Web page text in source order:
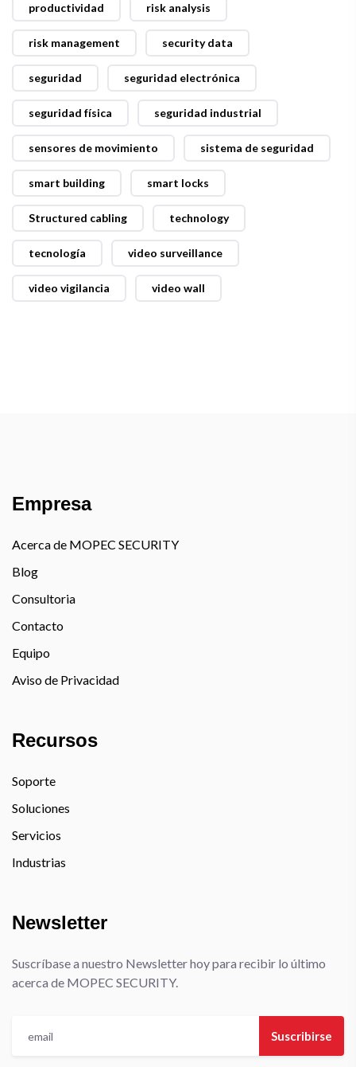
productividad risk analysis
risk management security data
seguridad seguridad electrónica
seguridad física seguridad industrial
sensores de movimiento sistema de seguridad
smart building smart locks
Structured cabling technology
tecnología video surveillance
video vigilancia video wall
Empresa
Acerca de MOPEC SECURITY
Blog
Consultoria
Contacto
Equipo
Aviso de Privacidad
Recursos
Soporte
Soluciones
Servicios
Industrias
Newsletter
Suscríbase a nuestro Newsletter hoy para recibir lo último
acerca de MOPEC SECURITY.
Suscribirse